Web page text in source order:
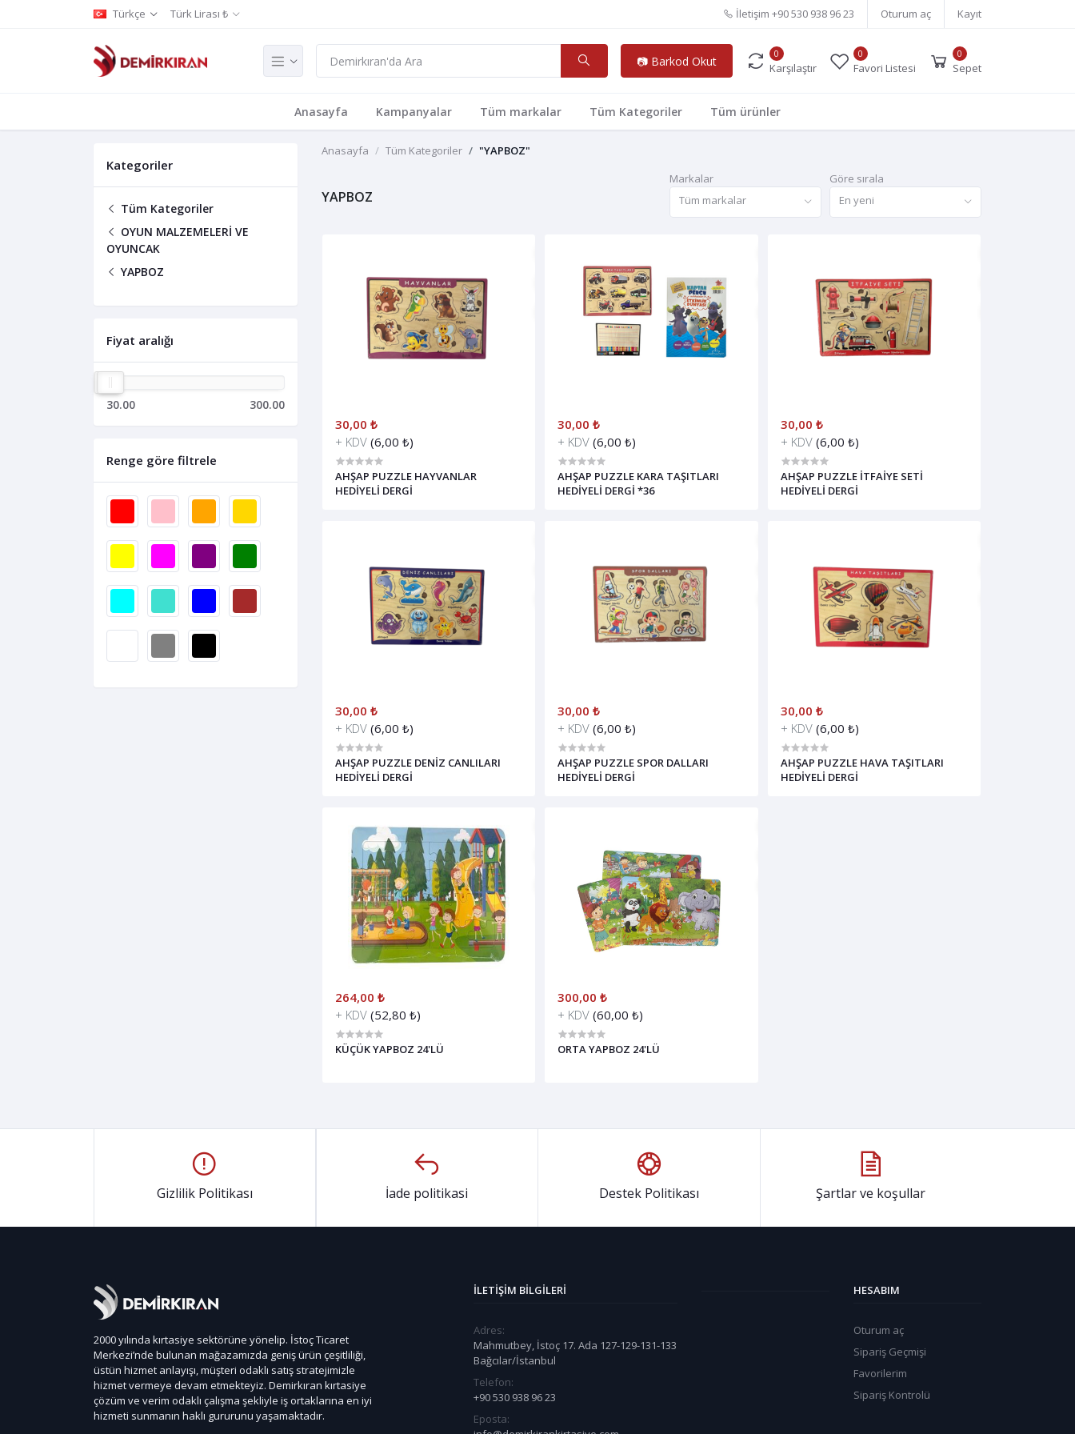
Türkçe Türk Lirası ₺ İletişim +90 530 938 96 23 Oturum aç Kayıt
📷 Barkod Okut 0
Karşılaştır
0
Favori Listesi
0
Sepet
Anasayfa Kampanyalar Tüm markalar Tüm Kategoriler Tüm ürünler
Kategoriler
Tüm Kategoriler
OYUN MALZEMELERİ VE
OYUNCAK
YAPBOZ
Fiyat aralığı
30.00 300.00
Renge göre filtrele
Anasayfa Tüm Kategoriler "YAPBOZ"
YAPBOZ
Markalar
Tüm markalar
Göre sırala
En yeni
30,00 ₺
+ KDV (6,00 ₺)
AHŞAP PUZZLE HAYVANLAR
HEDİYELİ DERGİ
30,00 ₺
+ KDV (6,00 ₺)
AHŞAP PUZZLE KARA TAŞITLARI
HEDİYELİ DERGİ *36
30,00 ₺
+ KDV (6,00 ₺)
AHŞAP PUZZLE İTFAİYE SETİ
HEDİYELİ DERGİ
30,00 ₺
+ KDV (6,00 ₺)
AHŞAP PUZZLE DENİZ CANLILARI
HEDİYELİ DERGİ
30,00 ₺
+ KDV (6,00 ₺)
AHŞAP PUZZLE SPOR DALLARI
HEDİYELİ DERGİ
30,00 ₺
+ KDV (6,00 ₺)
AHŞAP PUZZLE HAVA TAŞITLARI
HEDİYELİ DERGİ
264,00 ₺
+ KDV (52,80 ₺)
KÜÇÜK YAPBOZ 24'LÜ
300,00 ₺
+ KDV (60,00 ₺)
ORTA YAPBOZ 24'LÜ
Gizlilik Politikası İade politikasi Destek Politikası Şartlar ve koşullar
2000 yılında kırtasiye sektörüne yönelip. İstoç Ticaret
Merkezi’nde bulunan mağazamızda geniş ürün çeşitliliği,
üstün hizmet anlayışı, müşteri odaklı satış stratejimizle
hizmet vermeye devam etmekteyiz. Demirkıran kırtasiye
çözüm ve verim odaklı çalışma şekliyle iş ortaklarına en iyi
hizmeti sunmanın haklı gururunu yaşamaktadır.
İLETIŞIM BILGILERI
Adres:
Mahmutbey, İstoç 17. Ada 127-129-131-133
Bağcılar/İstanbul
Telefon:
+90 530 938 96 23
Eposta:
HESABIM
Oturum aç
Sipariş Geçmişi
Favorilerim
Sipariş Kontrolü